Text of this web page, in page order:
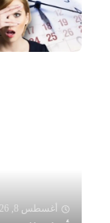
أغسطس 8, 2026